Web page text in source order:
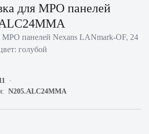
для MPO панелей
MPO панелей Nexans LANmark-OF, 24
голубой
N205.ALC24MMA